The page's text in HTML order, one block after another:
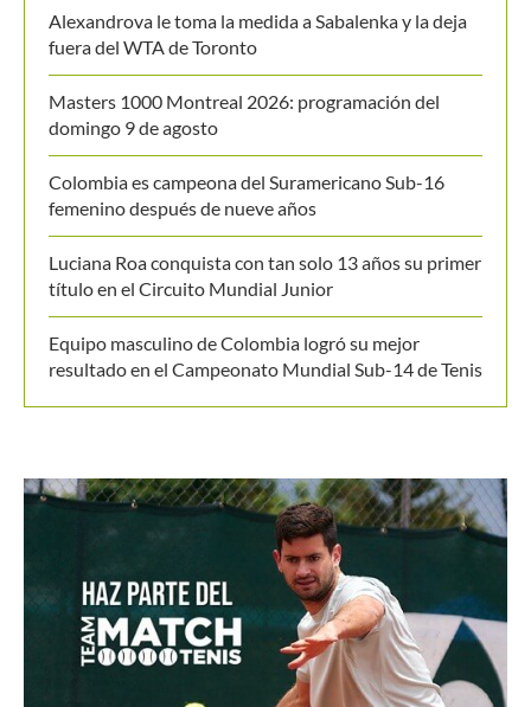
MANTENTE EN CONTACTO
Últimos posts
Alexandrova le toma la medida a Sabalenka y la deja
fuera del WTA de Toronto
Colombia es campeona del Suramericano Sub-16
femenino después de nueve años
Luciana Roa conquista con tan solo 13 años su primer
título en el Circuito Mundial Junior
Equipo masculino de Colombia logró su mejor
resultado en el Campeonato Mundial Sub-14 de Tenis